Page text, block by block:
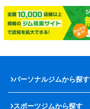
パーソナルジムから探す
スポーツジムから探す